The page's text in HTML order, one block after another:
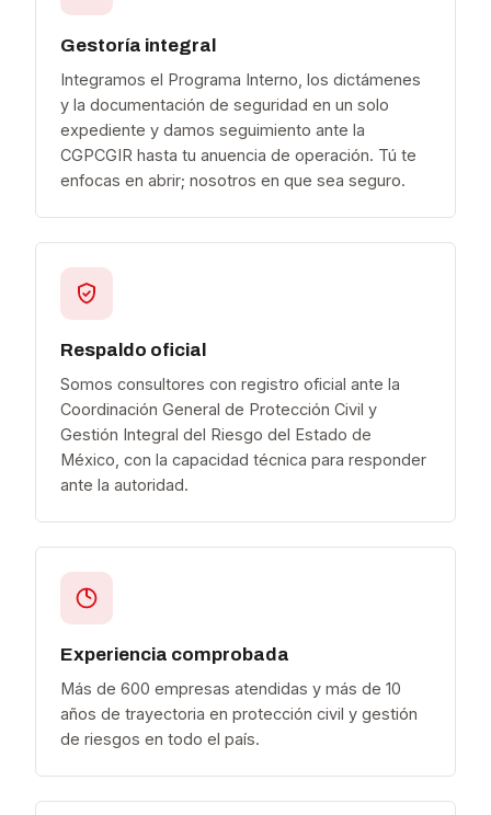
Gestoría integral
Integramos el Programa Interno, los dictámenes
y la documentación de seguridad en un solo
expediente y damos seguimiento ante la
CGPCGIR hasta tu anuencia de operación. Tú te
enfocas en abrir; nosotros en que sea seguro.
Respaldo oficial
Somos consultores con registro oficial ante la
Coordinación General de Protección Civil y
Gestión Integral del Riesgo del Estado de
México, con la capacidad técnica para responder
ante la autoridad.
Experiencia comprobada
Más de 600 empresas atendidas y más de 10
años de trayectoria en protección civil y gestión
de riesgos en todo el país.